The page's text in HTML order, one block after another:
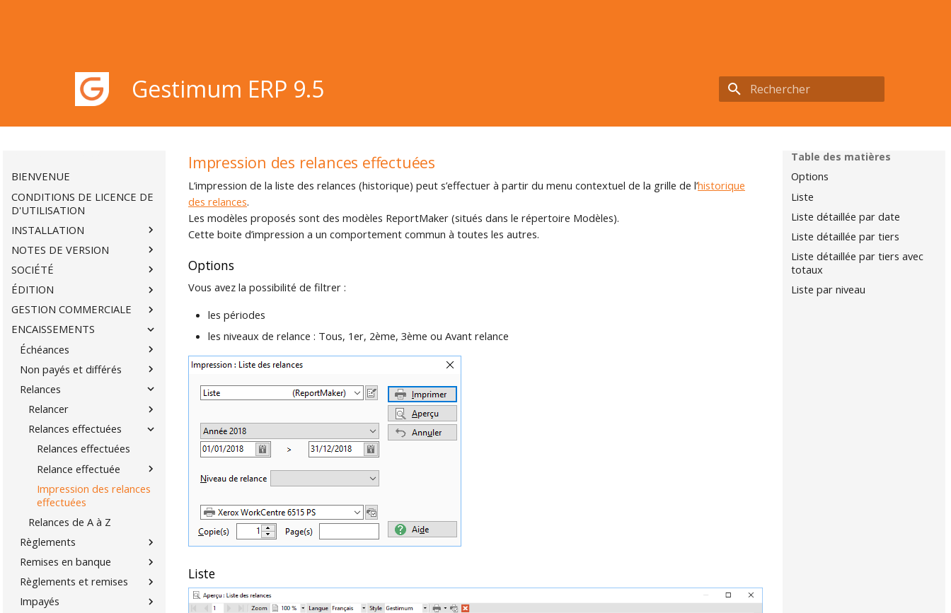
Gestimum ERP 9.5
BIENVENUE
CONDITIONS DE LICENCE DE
D'UTILISATION
INSTALLATION
NOTES DE VERSION
SOCIÉTÉ
ÉDITION
GESTION COMMERCIALE
ENCAISSEMENTS
Échéances
Non payés et différés
Relances
Relancer
Relances effectuées
Relances effectuées
Relance effectuée
Impression des relances
effectuées
Relances de A à Z
Règlements
Remises en banque
Règlements et remises
Impayés
Table des matières
Options
Liste
Liste détaillée par date
Liste détaillée par tiers
Liste détaillée par tiers avec
totaux
Liste par niveau
Impression des relances effectuées
L’impression de la liste des relances (historique) peut s’effectuer à partir du menu contextuel de la grille de l’historique
des relances.
Les modèles proposés sont des modèles ReportMaker (situés dans le répertoire Modèles).
Cette boite d’impression a un comportement commun à toutes les autres.
Options
Vous avez la possibilité de filtrer :
les périodes
les niveaux de relance : Tous, 1er, 2ème, 3ème ou Avant relance
Liste